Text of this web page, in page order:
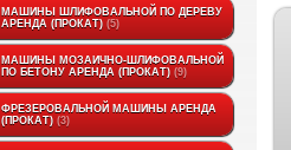
МАШИНЫ ШЛИФОВАЛЬНОЙ ПО ДЕРЕВУ
АРЕНДА (ПРОКАТ) 5
МАШИНЫ МОЗАИЧНО-ШЛИФОВАЛЬНОЙ
ПО БЕТОНУ АРЕНДА (ПРОКАТ) 9
ФРЕЗЕРОВАЛЬНОЙ МАШИНЫ АРЕНДА
(ПРОКАТ) 3